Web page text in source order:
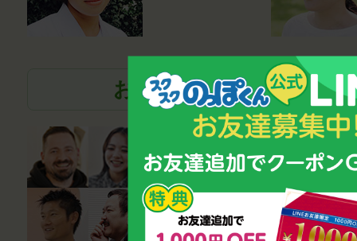
お話を伺った各界の著名